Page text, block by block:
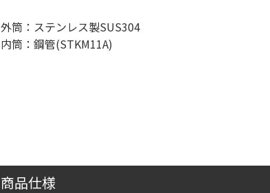
外筒：ステンレス製SUS304
内筒：鋼管(STKM11A)
商品仕様